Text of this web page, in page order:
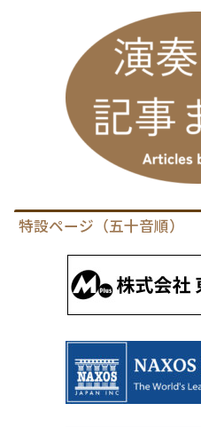
特設ページ（五十音順）